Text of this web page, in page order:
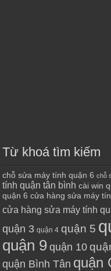
Từ khoá tìm kiếm
chỗ sửa máy tính quận 6 chỗ
tính quận tân bình cài win
quận 6 cửa hàng sửa máy
cửa hàng sửa máy tính
quận 3 quận 4 quận 5
quận 9 quận 10
quận Bình Tân quận